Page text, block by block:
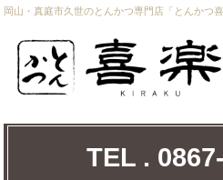
TEL .
営業時間：昼
岡山・真庭市久世のとんかつ専門店「とんかつ喜
TEL .